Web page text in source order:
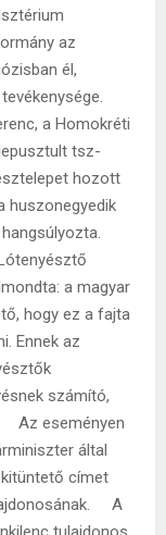
az
él,
a Homokréti
tsz-
hozott
a magyar
hogy ez a fajta
Ennek az
számító,
Az eseményen
által
kitüntető címet
A